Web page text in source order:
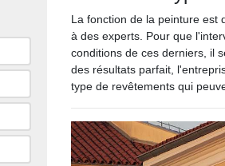
La fonction de la peinture est
à des experts. Pour que
conditions de ces derniers, il
des résultats parfait,
type de revêtements qui